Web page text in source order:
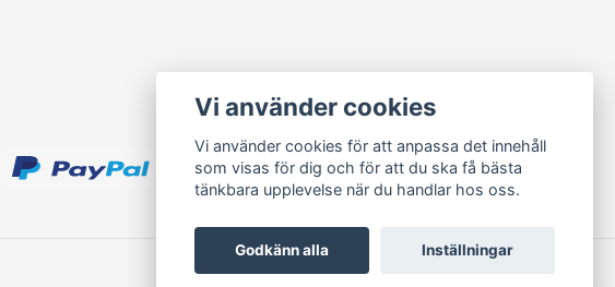
Vi använder cookies
Vi använder cookies för att anpassa det innehåll
som visas för dig och för att du ska få bästa
tänkbara upplevelse när du handlar hos oss.
Godkänn alla Inställningar